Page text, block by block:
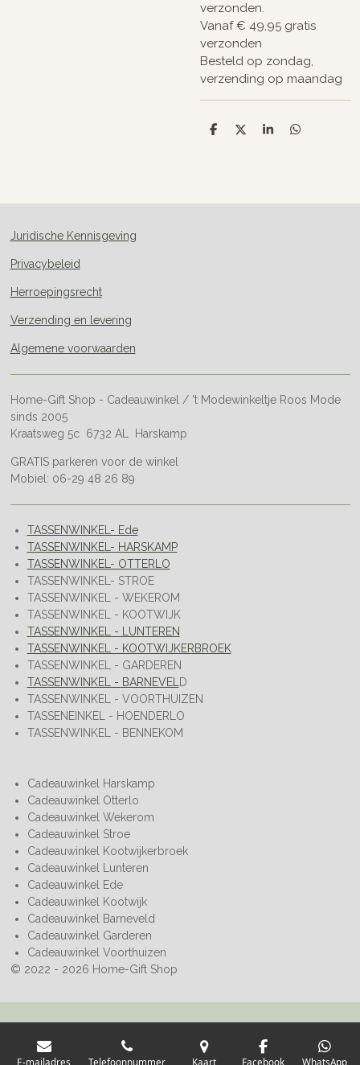
verzonden.
Vanaf € 49,95 gratis
verzonden
Besteld op zondag,
verzending op maandag
D
D
S
D
Juridische Kennisgeving
Privacybeleid
Herroepingsrecht
Verzending en levering
Algemene voorwaarden
Home-Gift Shop - Cadeauwinkel / 't Modewinkeltje Roos Mode
sinds 2005
Kraatsweg 5c 6732 AL Harskamp
GRATIS parkeren voor de winkel
Mobiel: 06-29 48 26 89
TASSENWINKEL- Ede
TASSENWINKEL- HARSKAMP
TASSENWINKEL- OTTERLO
TASSENWINKEL- STROE
TASSENWINKEL - WEKEROM
TASSENWINKEL - KOOTWIJK
TASSENWINKEL - LUNTEREN
TASSENWINKEL - KOOTWIJKERBROEK
TASSENWINKEL - GARDEREN
TASSENWINKEL - BARNEVEL
D
TASSENWINKEL - VOORTHUIZEN
TASSENEINKEL - HOENDERLO
TASSENWINKEL - BENNEKOM
Cadeauwinkel Harskamp
Cadeauwinkel Otterlo
Cadeauwinkel Wekerom
Cadeauwinkel Stroe
Cadeauwinkel Kootwijkerbroek
Cadeauwinkel Lunteren
Cadeauwinkel Ede
Cadeauwinkel Kootwijk
Cadeauwinkel Barneveld
Cadeauwinkel Garderen
Cadeauwinkel Voorthuizen
© 2022 - 2026 Home-Gift Shop
E-mailadres Telefoonnummer Kaart Facebook WhatsApp